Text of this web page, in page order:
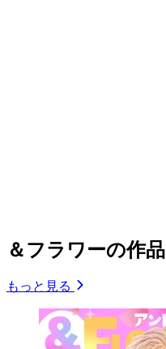
＆フラワーの作品
もっと見る